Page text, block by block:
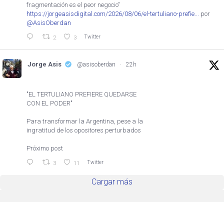
fragmentación es el peor negocio"
https://jorgeasisdigital.com/2026/08/06/el-tertuliano-prefie...
por
@AsisOberdan
2 3 Twitter
Jorge Asis @asisoberdan · 22h
"EL TERTULIANO PREFIERE QUEDARSE
CON EL PODER"
Para transformar la Argentina, pese a la
ingratitud de los opositores perturbados
Próximo post
3 11 Twitter
Cargar más